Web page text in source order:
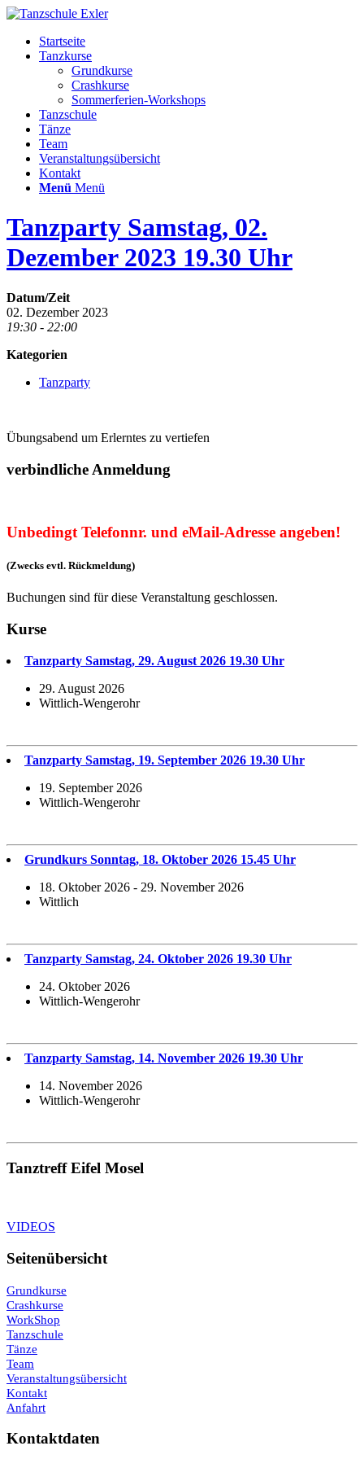
Startseite
Tanzkurse
Grundkurse
Crashkurse
Sommerferien-Workshops
Tanzschule
Tänze
Team
Veranstaltungsübersicht
Kontakt
Menü Menü
Tanzparty Samstag, 02.
Dezember 2023 19.30 Uhr
Datum/Zeit
02. Dezember 2023
19:30 - 22:00
Kategorien
Tanzparty
Übungsabend um Erlerntes zu vertiefen
verbindliche Anmeldung
Unbedingt Telefonnr. und eMail-Adresse angeben!
(Zwecks evtl. Rückmeldung)
Buchungen sind für diese Veranstaltung geschlossen.
Kurse
Tanzparty Samstag, 29. August 2026 19.30 Uhr
29. August 2026
Wittlich-Wengerohr
Tanzparty Samstag, 19. September 2026 19.30 Uhr
19. September 2026
Wittlich-Wengerohr
Grundkurs Sonntag, 18. Oktober 2026 15.45 Uhr
18. Oktober 2026 - 29. November 2026
Wittlich
Tanzparty Samstag, 24. Oktober 2026 19.30 Uhr
24. Oktober 2026
Wittlich-Wengerohr
Tanzparty Samstag, 14. November 2026 19.30 Uhr
14. November 2026
Wittlich-Wengerohr
Tanztreff Eifel Mosel
VIDEOS
Seitenübersicht
Grundkurse
Crashkurse
WorkShop
Tanzschule
Tänze
Team
Veranstaltungsübersicht
Kontakt
Anfahrt
Kontaktdaten